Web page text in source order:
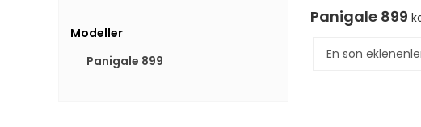
Modeller
Panigale 899
Panigale 899